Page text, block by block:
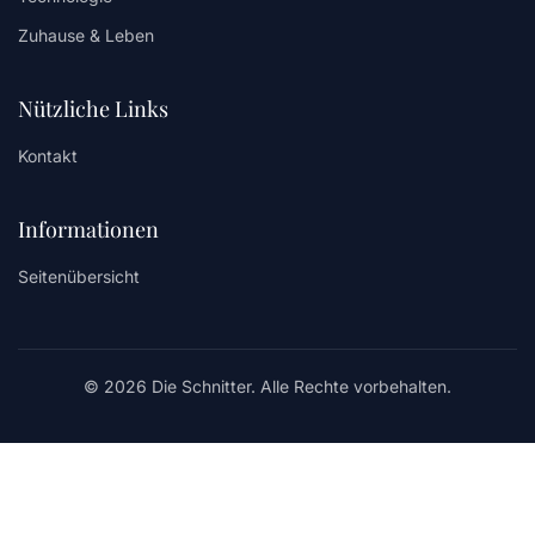
Zuhause & Leben
Nützliche Links
Kontakt
Informationen
Seitenübersicht
© 2026 Die Schnitter. Alle Rechte vorbehalten.